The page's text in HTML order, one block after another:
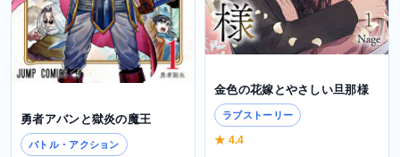
勇者アバンと獄炎の魔王
バトル・アクション
金色の花嫁とやさしい旦那様
ラブストーリー
★ 4.4